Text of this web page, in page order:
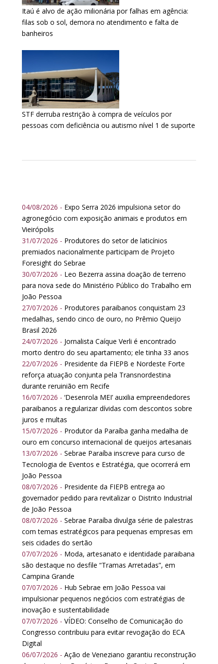
Itaú é alvo de ação milionária por falhas em agência:
filas sob o sol, demora no atendimento e falta de
banheiros
STF derruba restrição à compra de veículos por
pessoas com deficiência ou autismo nível 1 de suporte
04/08/2026 - Expo Serra 2026 impulsiona setor do
agronegócio com exposição animais e produtos em
Vieirópolis
31/07/2026 - Produtores do setor de laticínios
premiados nacionalmente participam de Projeto
Foresight do Sebrae
30/07/2026 - Leo Bezerra assina doação de terreno
para nova sede do Ministério Público do Trabalho em
João Pessoa
27/07/2026 - Produtores paraibanos conquistam 23
medalhas, sendo cinco de ouro, no Prêmio Queijo
Brasil 2026
24/07/2026 - Jornalista Caíque Verli é encontrado
morto dentro do seu apartamento; ele tinha 33 anos
22/07/2026 - Presidente da FIEPB e Nordeste Forte
reforça atuação conjunta pela Transnordestina
durante reruinião em Recife
16/07/2026 - ‘Desenrola MEI’ auxilia empreendedores
paraibanos a regularizar dívidas com descontos sobre
juros e multas
15/07/2026 - Produtor da Paraíba ganha medalha de
ouro em concurso internacional de queijos artesanais
13/07/2026 - Sebrae Paraíba inscreve para curso de
Tecnologia de Eventos e Estratégia, que ocorrerá em
João Pessoa
08/07/2026 - Presidente da FIEPB entrega ao
governador pedido para revitalizar o Distrito Industrial
de João Pessoa
08/07/2026 - Sebrae Paraíba divulga série de palestras
com temas estratégicos para pequenas empresas em
seis cidades do sertão
07/07/2026 - Moda, artesanato e identidade paraibana
são destaque no desfile “Tramas Arretadas”, em
Campina Grande
07/07/2026 - Hub Sebrae em João Pessoa vai
impulsionar pequenos negócios com estratégias de
inovação e sustentabilidade
07/07/2026 - VÍDEO: Conselho de Comunicação do
Congresso contribuiu para evitar revogação do ECA
Digital
06/07/2026 - Ação de Veneziano garantiu reconstrução